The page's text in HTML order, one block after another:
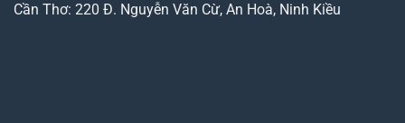
Cần Thơ: 220 Đ. Nguyễn Văn Cừ, An Hoà, Ninh Kiều